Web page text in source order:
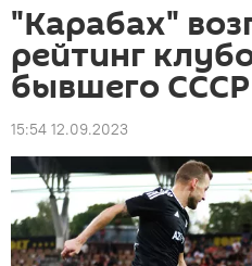
"Карабах"
рейтинг
бывшего СССР
15:54 12.09.2023